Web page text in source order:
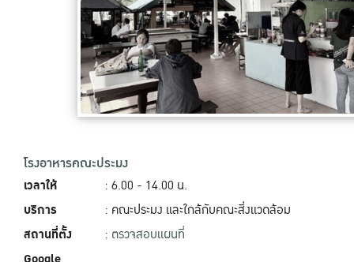
โรงอาหารคณะประมง
เวลาให้
บริการ
สถานที่ตั้ง
: 6.00 - 14.00‬ น.
: คณะประมง และใกล้กับคณะสิ่งแวดล้อม
: ตรวจสอบแผนที่